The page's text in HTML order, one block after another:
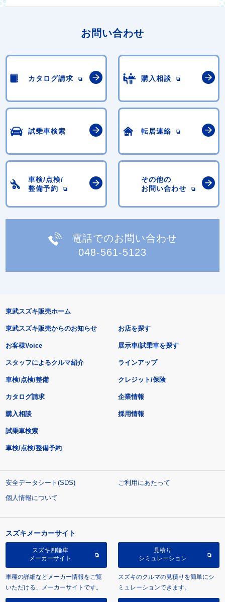
お問い合わせ
カタログ請求 購入相談
試乗車検索 転居連絡
車検/点検/
整備予約
その他の
お問い合わせ
電話でのお問い合わせ
048-561-5123
東武スズキ販売ホーム
東武スズキ販売からのお知らせ
お客様Voice
スタッフによるクルマ紹介
お店を探す
展示車/試乗車を探す
ラインアップ
車検/点検/整備 クレジット/保険
カタログ請求
購入相談
試乗車検索
車検/点検/整備予約
企業情報
採用情報
安全データシート(SDS)
ご利用にあたって
個人情報について
スズキメーカーサイト
スズキ四輪車
メーカーサイト
車種の詳細などメーカー情報をご覧
いただける、メーカーサイトです。
見積り
シミュレーション
スズキのクルマの見積りを簡単にシ
ミュレーションできます。